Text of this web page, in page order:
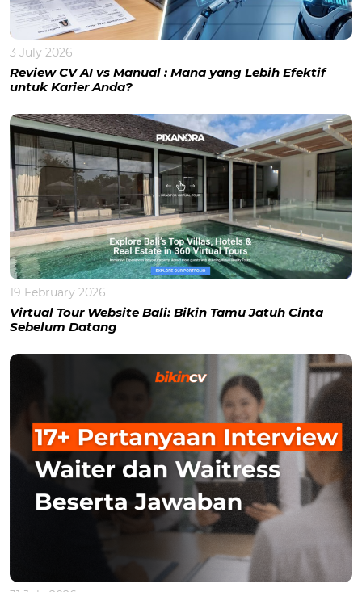
3 July 2026
Review CV AI vs Manual : Mana yang Lebih Efektif
untuk Karier Anda?
19 February 2026
Virtual Tour Website Bali: Bikin Tamu Jatuh Cinta
Sebelum Datang